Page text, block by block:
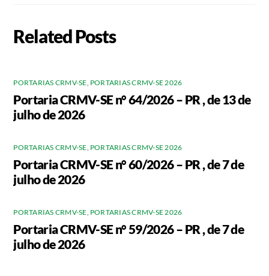
Related Posts
PORTARIAS CRMV-SE, PORTARIAS CRMV-SE 2026
Portaria CRMV-SE n° 64/2026 – PR , de 13 de
julho de 2026
PORTARIAS CRMV-SE, PORTARIAS CRMV-SE 2026
Portaria CRMV-SE n° 60/2026 – PR , de 7 de
julho de 2026
PORTARIAS CRMV-SE, PORTARIAS CRMV-SE 2026
Portaria CRMV-SE n° 59/2026 – PR , de 7 de
julho de 2026